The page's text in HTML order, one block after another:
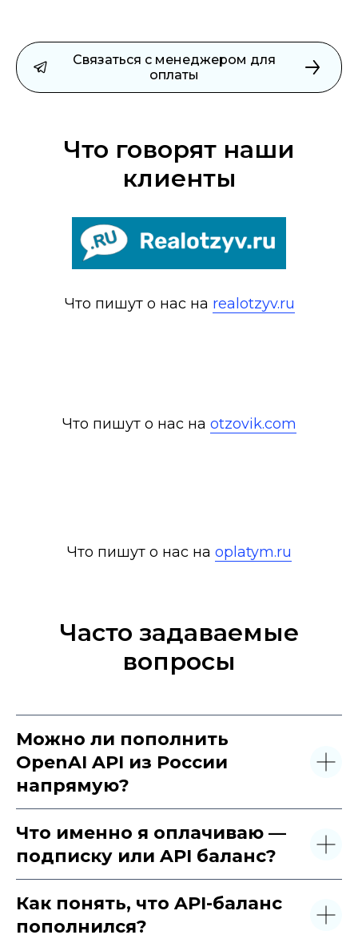
Связаться с менеджером для
оплаты
Что говорят наши
клиенты
Что пишут о нас на otzovik.com
Что пишут о нас на realotzyv.ru
Что пишут о нас на oplatym.ru
Часто задаваемые
вопросы
Можно ли пополнить
OpenAI API из России
напрямую?
Что именно я оплачиваю —
подписку или API баланс?
Как понять, что API-баланс
пополнился?